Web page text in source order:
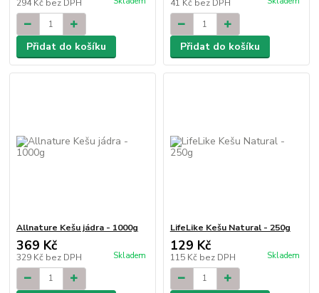
294 Kč bez DPH
Přidat do košíku
41 Kč bez DPH
Přidat do košíku
Allnature Kešu jádra - 1000g
369 Kč
329 Kč bez DPH Skladem
LifeLike Kešu Natural - 250g
129 Kč
115 Kč bez DPH Skladem